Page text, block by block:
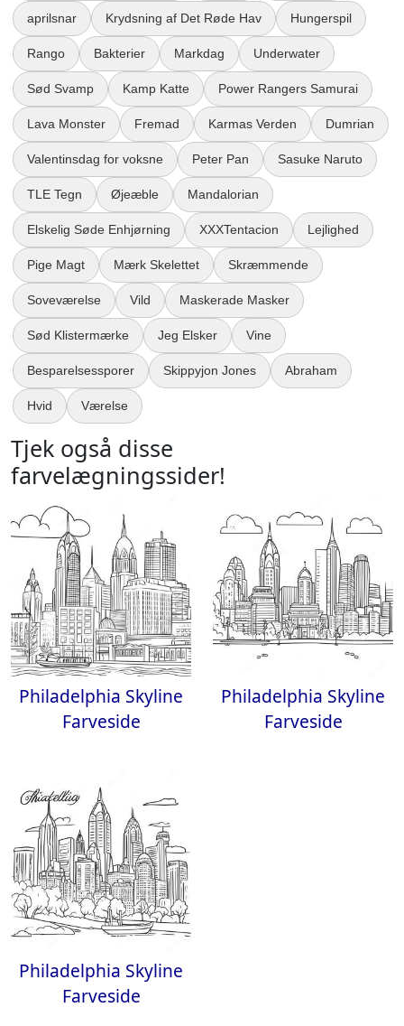
aprilsnar Krydsning af Det Røde Hav Hungerspil
Rango Bakterier Markdag Underwater
Sød Svamp Kamp Katte Power Rangers Samurai
Lava Monster Fremad Karmas Verden Dumrian
Valentinsdag for voksne Peter Pan Sasuke Naruto
TLE Tegn Øjeæble Mandalorian
Elskelig Søde Enhjørning XXXTentacion Lejlighed
Pige Magt Mærk Skelettet Skræmmende
Soveværelse Vild Maskerade Masker
Sød Klistermærke Jeg Elsker Vine
Besparelsessporer Skippyjon Jones Abraham
Hvid Værelse
Tjek også disse
farvelægningssider!
Philadelphia Skyline
Farveside
Philadelphia Skyline
Farveside
Philadelphia Skyline
Farveside